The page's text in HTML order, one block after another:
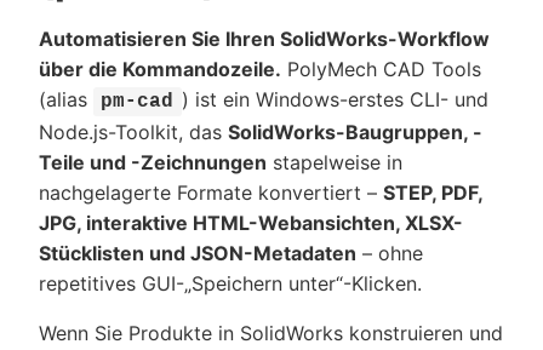
Automatisieren Sie Ihren SolidWorks-Workflow
über die Kommandozeile. PolyMech CAD Tools
(alias
pm-cad ) ist ein Windows-erstes CLI- und
Node.js-Toolkit, das SolidWorks-Baugruppen, -
Teile und -Zeichnungen stapelweise in
nachgelagerte Formate konvertiert – STEP, PDF,
JPG, interaktive HTML-Webansichten, XLSX-
Stücklisten und JSON-Metadaten – ohne
repetitives GUI-„Speichern unter“-Klicken.
Wenn Sie Produkte in SolidWorks konstruieren und